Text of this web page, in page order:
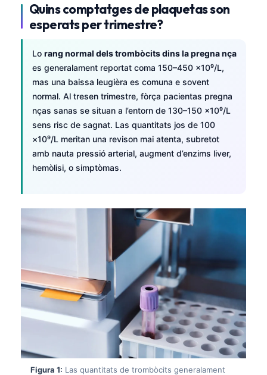
Quins comptatges de plaquetas son
esperats per trimestre?
Lo rang normal dels trombòcits dins la pregna nça
es generalament reportat coma 150–450 ×10⁹/L,
mas una baissa leugièra es comuna e sovent
normal. Al tresen trimestre, fòrça pacientas pregna
nças sanas se situan a l’entorn de 130–150 ×10⁹/L
sens risc de sagnat. Las quantitats jos de 100
×10⁹/L meritan una revison mai atenta, subretot
amb nauta pressió arterial, augment d’enzims liver,
hemòlisi, o simptòmas.
Figura 1: Las quantitats de trombòcits generalament